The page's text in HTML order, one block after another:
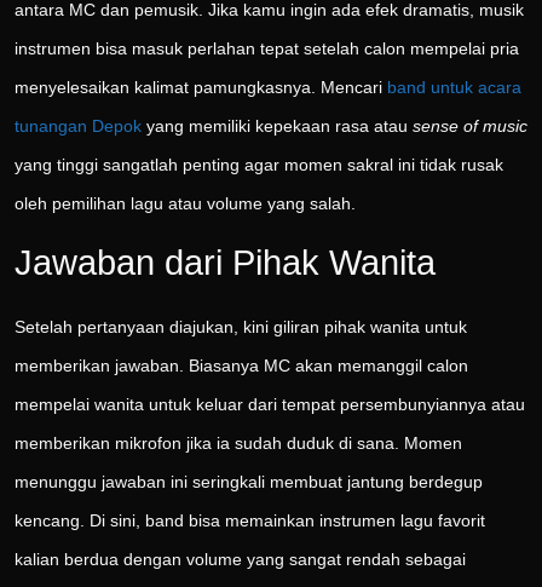
antara MC dan pemusik. Jika kamu ingin ada efek dramatis, musik
instrumen bisa masuk perlahan tepat setelah calon mempelai pria
menyelesaikan kalimat pamungkasnya. Mencari band untuk acara
tunangan Depok yang memiliki kepekaan rasa atau sense of music
yang tinggi sangatlah penting agar momen sakral ini tidak rusak
oleh pemilihan lagu atau volume yang salah.
Jawaban dari Pihak Wanita
Setelah pertanyaan diajukan, kini giliran pihak wanita untuk
memberikan jawaban. Biasanya MC akan memanggil calon
mempelai wanita untuk keluar dari tempat persembunyiannya atau
memberikan mikrofon jika ia sudah duduk di sana. Momen
menunggu jawaban ini seringkali membuat jantung berdegup
kencang. Di sini, band bisa memainkan instrumen lagu favorit
kalian berdua dengan volume yang sangat rendah sebagai